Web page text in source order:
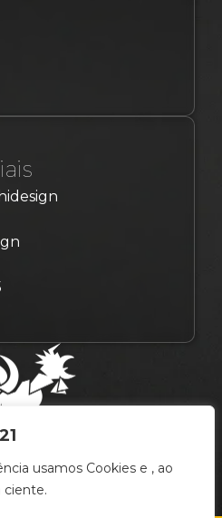
usamos Cookies e , ao
ciente.